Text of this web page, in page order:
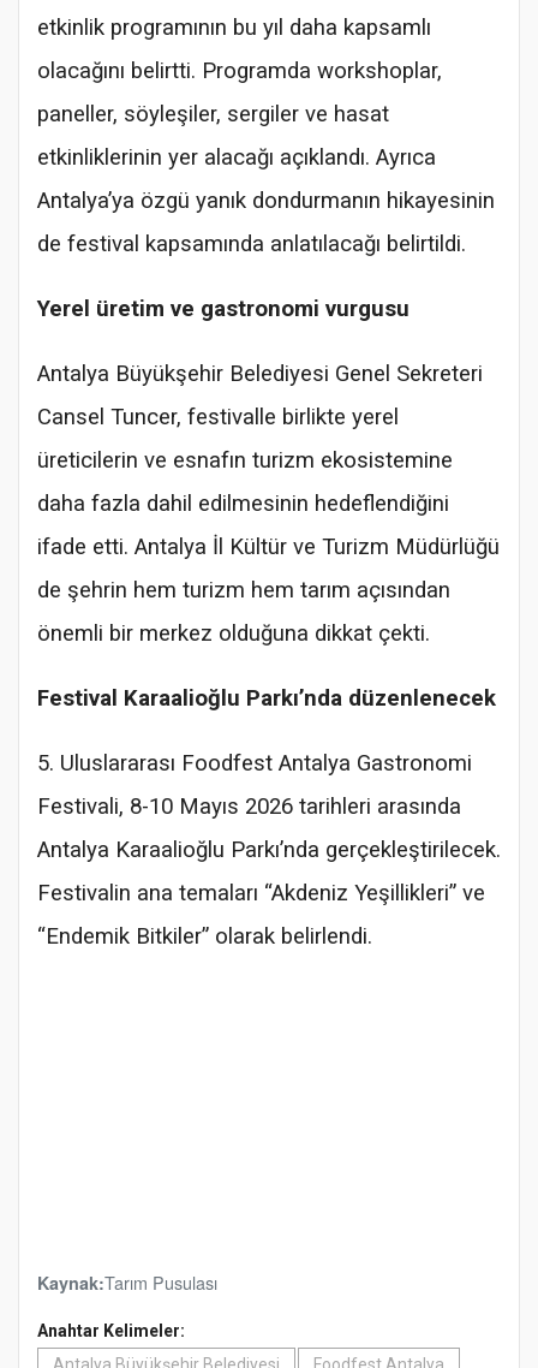
etkinlik programının bu yıl daha kapsamlı
olacağını belirtti. Programda workshoplar,
paneller, söyleşiler, sergiler ve hasat
etkinliklerinin yer alacağı açıklandı. Ayrıca
Antalya’ya özgü yanık dondurmanın hikayesinin
de festival kapsamında anlatılacağı belirtildi.
Yerel üretim ve gastronomi vurgusu
Antalya Büyükşehir Belediyesi Genel Sekreteri
Cansel Tuncer, festivalle birlikte yerel
üreticilerin ve esnafın turizm ekosistemine
daha fazla dahil edilmesinin hedeflendiğini
ifade etti. Antalya İl Kültür ve Turizm Müdürlüğü
de şehrin hem turizm hem tarım açısından
önemli bir merkez olduğuna dikkat çekti.
Festival Karaalioğlu Parkı’nda düzenlenecek
5. Uluslararası Foodfest Antalya Gastronomi
Festivali, 8-10 Mayıs 2026 tarihleri arasında
Antalya Karaalioğlu Parkı’nda gerçekleştirilecek.
Festivalin ana temaları “Akdeniz Yeşillikleri” ve
“Endemik Bitkiler” olarak belirlendi.
Kaynak:Tarım Pusulası
Anahtar Kelimeler: